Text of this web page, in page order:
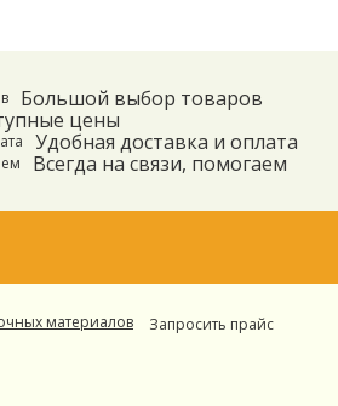
Большой выбор товаров
цены
Удобная доставка и оплата
Всегда на связи, помогаем
Запросить прайс